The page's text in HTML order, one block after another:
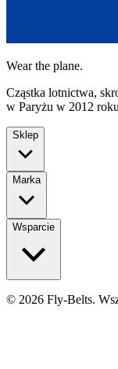
Wear the plane.
Cząstka lotnictwa,
w Paryżu w 2012
Sklep
Marka
Wsparcie
© 2026 Fly-Belts.